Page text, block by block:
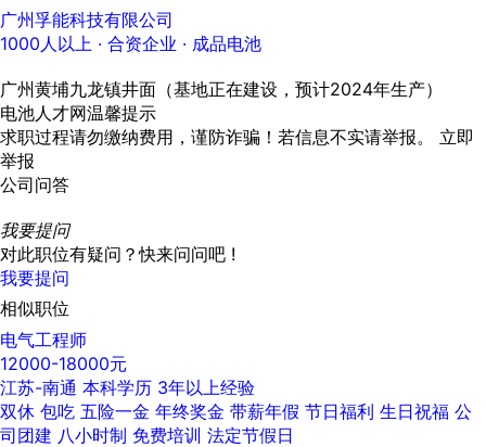
广州孚能科技有限公司
1000人以上 · 合资企业 · 成品电池
广州黄埔九龙镇井面（基地正在建设，预计2024年生产）
电池人才网温馨提示
求职过程请勿缴纳费用，谨防诈骗！若信息不实请举报。 立即
举报
公司问答
我要提问
对此职位有疑问？快来问问吧 !
我要提问
相似职位
电气工程师
12000-18000元
江苏-南通 本科学历 3年以上经验
双休 包吃 五险一金 年终奖金 带薪年假 节日福利 生日祝福 公
司团建 八小时制 免费培训 法定节假日